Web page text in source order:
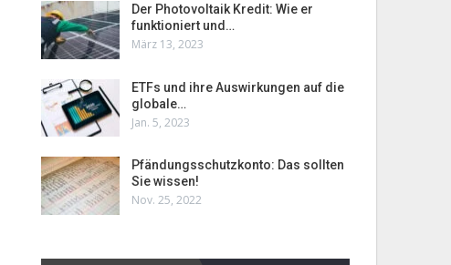
Der Photovoltaik Kredit: Wie er
funktioniert und…
März 13, 2023
ETFs und ihre Auswirkungen auf die
globale…
Jan. 5, 2023
Pfändungsschutzkonto: Das sollten
Sie wissen!
Nov. 25, 2022